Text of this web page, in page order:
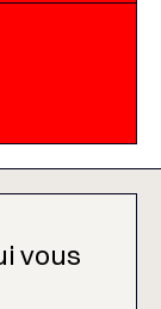
vous